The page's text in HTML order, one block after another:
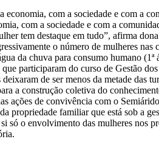
com a sociedade e com a
com a sociedade e com a
tem destaque em tudo”, afirma
o número de mulheres
da chuva para consumo humano (1ª
participaram do curso de Gestão
de ser menos da metade das
a construção coletiva do
ações de convivência com o
propriedade familiar que está sob a
só o envolvimento das mulheres nos